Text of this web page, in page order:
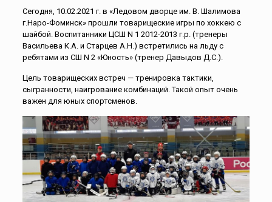
Сегодня, 10.02.2021 г. в «Ледовом дворце им. В. Шалимова
г.Наро-Фоминск» прошли товарищеские игры по хоккею с
шайбой. Воспитанники ЦСШ N 1 2012-2013 г.р. (тренеры
Васильева К.А. и Старцев А.Н.) встретились на льду с
ребятами из СШ N 2 «Юность» (тренер Давыдов Д.С.).
Цель товарищеских встреч — тренировка тактики,
сыгранности, наигрование комбинаций. Такой опыт очень
важен для юных спортсменов.